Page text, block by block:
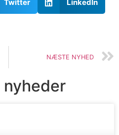
Twitter LinkedIn
NÆSTE NYHED